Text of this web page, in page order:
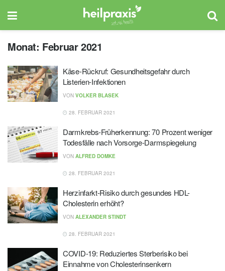
Monat: Februar 2021
Käse-Rückruf: Gesundheitsgefahr durch
Listerien-Infektionen
VON VOLKER BLASEK
28. FEBRUAR 2021
Darmkrebs-Früherkennung: 70 Prozent weniger
Todesfälle nach Vorsorge-Darmspiegelung
VON ALFRED DOMKE
28. FEBRUAR 2021
Herzinfarkt-Risiko durch gesundes HDL-
Cholesterin erhöht?
VON ALEXANDER STINDT
28. FEBRUAR 2021
COVID-19: Reduziertes Sterberisiko bei
Einnahme von Cholesterinsenkern